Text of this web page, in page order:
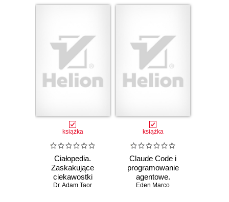
książka
Ciałopedia.
Zaskakujące
ciekawostki
anatomiczne
Dr. Adam Taor
książka
Claude Code i
programowanie
agentowe.
Przewodnik
Eden Marco